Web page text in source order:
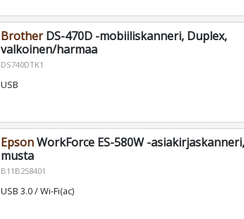
BrotherDS-470D -mobiiliskanneri, Duplex,
valkoinen/harmaa
DS740DTK1
USB
EpsonWorkForce ES-580W -
musta
B11B258401
USB 3.0 / Wi-Fi(ac)